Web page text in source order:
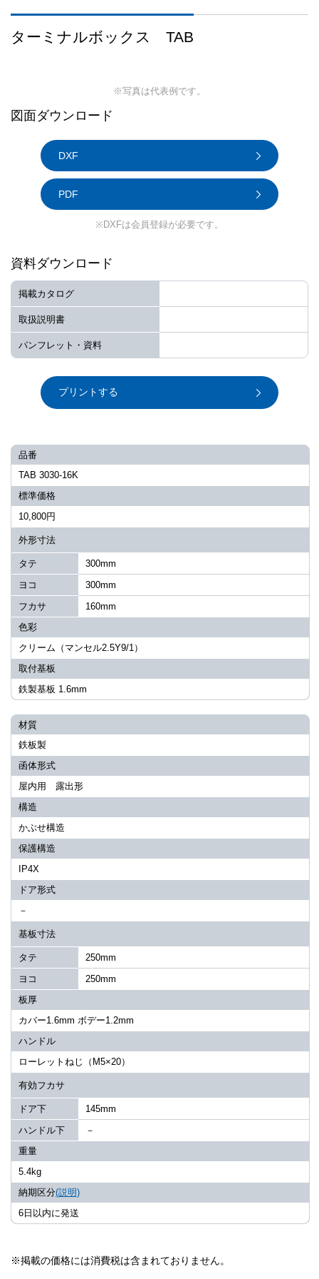
ターミナルボックス TAB
※写真は代表例です。
品番
TAB 3030-16K
標準価格
10,800円
外形寸法
タテ
300mm
ヨコ
300mm
フカサ
160mm
色彩
クリーム（マンセル2.5Y9/1）
取付基板
鉄製基板 1.6mm
図面ダウンロード
DXF
PDF
※DXFは会員登録が必要です。
資料ダウンロード
掲載カタログ
取扱説明書
パンフレット・資料
プリントする
材質
鉄板製
函体形式
屋内用 露出形
構造
かぶせ構造
保護構造
IP4X
ドア形式
－
基板寸法
タテ
250mm
ヨコ
250mm
板厚
カバー1.6mm ボデー1.2mm
ハンドル
ローレットねじ（M5×20）
有効フカサ
ドア下
145mm
ハンドル下
－
重量
5.4kg
納期区分(説明)
6日以内に発送
※掲載の価格には消費税は含まれておりません。